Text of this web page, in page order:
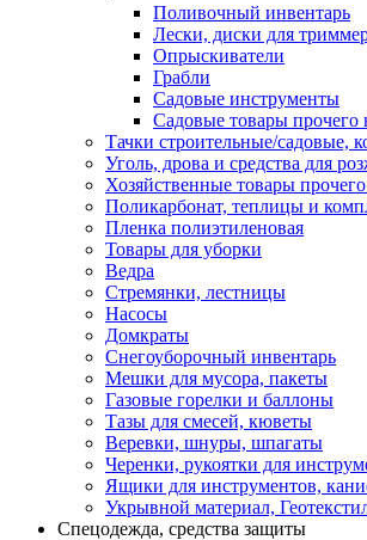
Поливочный инвентарь
Лески, диски для
Опрыскиватели
Грабли
Садовые инструменты
Садовые товары прочего
Тачки строительные/садовые,
Уголь, дрова и средства для
Хозяйственные товары
Поликарбонат, теплицы и
Пленка полиэтиленовая
Товары для уборки
Ведра
Стремянки, лестницы
Насосы
Домкраты
Снегоуборочный инвентарь
Мешки для мусора, пакеты
Газовые горелки и баллоны
Тазы для смесей, кюветы
Веревки, шнуры, шпагаты
Черенки, рукоятки для
Ящики для инструментов,
Укрывной материал,
Спецодежда, средства защиты